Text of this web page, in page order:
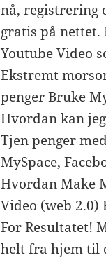
nå, registrering
gratis på nettet.
Youtube Video
Ekstremt
penger Bruke
Hvordan kan
Tjen penger
MySpace,
Hvordan Make
Video (web
For Resultatet!
helt fra hjem til